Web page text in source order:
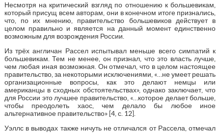
Несмотря на критический взгляд по отношению к большевикам,
который присущ всем авторам, они в конечном итоге признались,
что, по их мнению, правительство большевиков действует в
целом правильно и является на данный момент единственно
возможным для возрождения России.
Из трёх англичан Рассел испытывал меньше всего симпатий к
большевикам. Тем не менее, он признал, что это власть лучше,
чем любая иная возможная. Он отмечал, что в целом настоящее
правительство, за некоторыми исключениями, «…не умеет решать
организационные вопросы, как это делают немцы или
американцы в сходных обстоятельствах», однако заключает, что
для России это лучшее правительство, «…которое делает больше,
чтобы преодолеть хаос, чем делало бы любое иное
альтернативное правительство» [4, с. 12].
Уэллс в выводах также ничуть не отличался от Рассела, отмечал